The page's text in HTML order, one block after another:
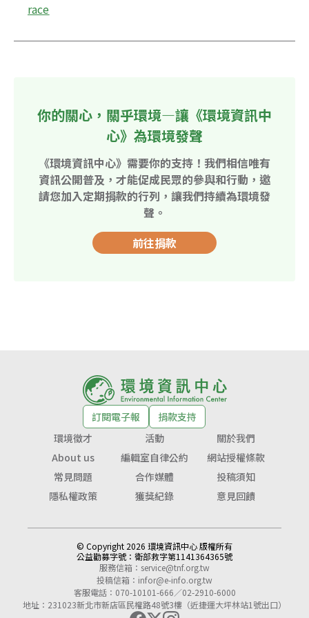
race
你的關心，關乎環境—讓《環境資訊中
心》為環境發聲
《環境資訊中心》需要你的支持！我們相信唯有
資訊公開普及，才能促成民眾的參與和行動，邀
請您加入定期捐款的行列，讓我們持續為環境發
聲。
前往捐款
訂閱電子報
捐款支持
環境徵才
活動
關於我們
About us
編輯室自律公約
網站授權條款
常見問題
合作媒體
投稿須知
隱私權政策
獲獎紀錄 意見回饋
© Copyright 2026 環境資訊中心 版權所有
公益勸募字號： 衛部救字第1141364365號
服務信箱： service@tnf.org.tw
投稿信箱： infor@e-info.org.tw
客服電話：070-10101-666／02-2910-6000
地址：231023新北市新店區民權路48號3樓（近捷運大坪林站1號出口）